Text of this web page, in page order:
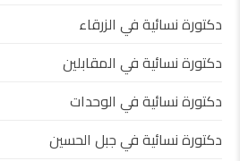
دكتورة نسائية في الزرقاء
دكتورة نسائية في المقابلين
دكتورة نسائية في الوحدات
دكتورة نسائية في جبل الحسين